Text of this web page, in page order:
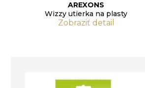
AREXONS
Wizzy utierka na plasty
Zobraziť detail